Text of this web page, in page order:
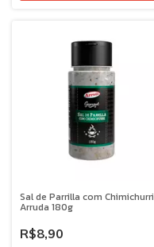
Sal de Parrilla com Chimichurri
Arruda 180g
R$8,90